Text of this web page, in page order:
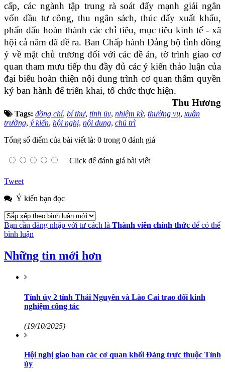
cấp, các ngành tập trung rà soát đẩy mạnh giải ngân
vốn đầu tư công, thu ngân sách, thúc đẩy xuất khẩu,
phấn đấu hoàn thành các chỉ tiêu, mục tiêu kinh tế - xã
hội cả năm đã đề ra. Ban Chấp hành Đảng bộ tỉnh đồng
ý về mặt chủ trương đối với các đề án, tờ trình giao cơ
quan tham mưu tiếp thu đầy đủ các ý kiến thảo luận của
đại biểu hoàn thiện nội dung trình cơ quan thẩm quyền
ký ban hành để triển khai, tổ chức thực hiện.
Thu Hương
Tags: đồng chí, bí thư, tỉnh ủy, nhiệm kỳ, thường vụ,xuân
trường, ý kiến, hội nghị, nội dung, chủ trì
Tổng số điểm của bài viết là: 0 trong 0 đánh giá
Click để đánh giá bài viết
Tweet
Ý kiến bạn đọc
Bạn cần đăng nhập với tư cách là Thành viên chính thức để có thể
bình luận
Những tin mới hơn
Tỉnh ủy 2 tỉnh Thái Nguyên và Lào Cai trao đổi kinh
nghiệm công tác
(19/10/2025)
Hội nghị giao ban các cơ quan khối Đảng trực thuộc Tỉnh
ủy